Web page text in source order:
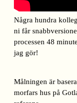
Några hundra
ni får
processen 48
jag gör!
Målningen är
morfars hus på